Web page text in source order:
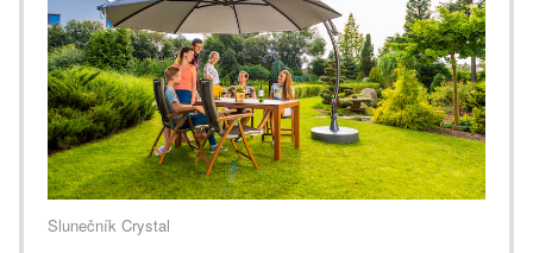
Slunečník Crystal